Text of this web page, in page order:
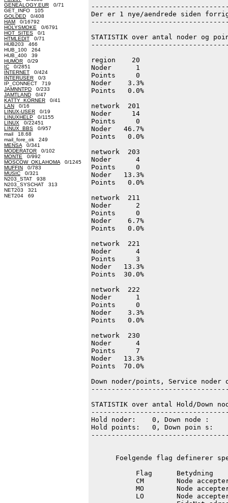
GENEALOGY.EUR 0/71
GET_INFO 105
GOLDED 0/408
HAM 0/16792
HOLYSMOKE 0/6791
HOT_SITES 0/1
HTMLEDIT 0/71
HUB203 466
HUB_100 264
HUB_400 39
HUMOR 0/29
IC 0/2851
INTERNET 0/424
INTERUSER 0/3
IP_CONNECT 719
JAMNNTPD 0/233
JAMTLAND 0/47
KATTY_KORNER 0/41
LAN 0/16
LINUX-USER 0/19
LINUXHELP 0/1155
LINUX 0/22451
LINUX_BBS 0/957
mail 18.68
mail_fore_ok 249
MENSA 0/341
MODERATOR 0/102
MONTE 0/992
MOSCOW_OKLAHOMA 0/1245
MUFFIN 0/783
MUSIC 0/321
N203_STAT 938
N203_SYSCHAT 313
NET203 321
NET204 69